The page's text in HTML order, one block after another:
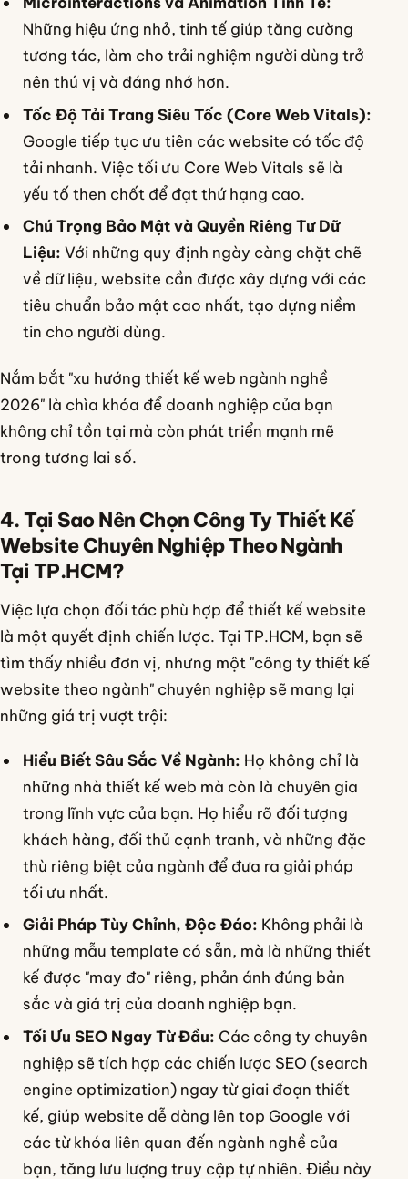
Những hiệu ứng nhỏ, tinh tế giúp tăng cường
tương tác, làm cho trải nghiệm người dùng trở
nên thú vị và đáng nhớ hơn.
Tốc Độ Tải Trang Siêu Tốc (Core Web Vitals):
Google tiếp tục ưu tiên các website có tốc độ
tải nhanh. Việc tối ưu Core Web Vitals sẽ là
yếu tố then chốt để đạt thứ hạng cao.
Chú Trọng Bảo Mật và Quyền Riêng Tư Dữ
Liệu: Với những quy định ngày càng chặt chẽ
về dữ liệu, website cần được xây dựng với các
tiêu chuẩn bảo mật cao nhất, tạo dựng niềm
tin cho người dùng.
Nắm bắt "xu hướng thiết kế web ngành nghề
2026" là chìa khóa để doanh nghiệp của bạn
không chỉ tồn tại mà còn phát triển mạnh mẽ
trong tương lai số.
4. Tại Sao Nên Chọn Công Ty Thiết Kế
Website Chuyên Nghiệp Theo Ngành
Tại TP.HCM?
Việc lựa chọn đối tác phù hợp để thiết kế website
là một quyết định chiến lược. Tại TP.HCM, bạn sẽ
tìm thấy nhiều đơn vị, nhưng một "công ty thiết kế
website theo ngành" chuyên nghiệp sẽ mang lại
những giá trị vượt trội:
Hiểu Biết Sâu Sắc Về Ngành: Họ không chỉ là
những nhà thiết kế web mà còn là chuyên gia
trong lĩnh vực của bạn. Họ hiểu rõ đối tượng
khách hàng, đối thủ cạnh tranh, và những đặc
thù riêng biệt của ngành để đưa ra giải pháp
tối ưu nhất.
Giải Pháp Tùy Chỉnh, Độc Đáo: Không phải là
những mẫu template có sẵn, mà là những thiết
kế được "may đo" riêng, phản ánh đúng bản
sắc và giá trị của doanh nghiệp bạn.
Tối Ưu SEO Ngay Từ Đầu: Các công ty chuyên
nghiệp sẽ tích hợp các chiến lược SEO (search
engine optimization) ngay từ giai đoạn thiết
kế, giúp website dễ dàng lên top Google với
các từ khóa liên quan đến ngành nghề của
bạn, tăng lưu lượng truy cập tự nhiên. Điều này